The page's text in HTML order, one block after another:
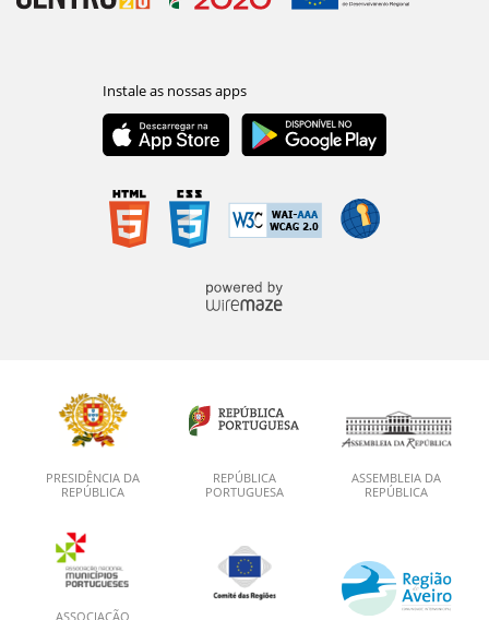
PRESIDÊNCIA DA
REPÚBLICA
REPÚBLICA
PORTUGUESA
ASSEMBLEIA DA
REPÚBLICA
ASSOCIAÇÃO